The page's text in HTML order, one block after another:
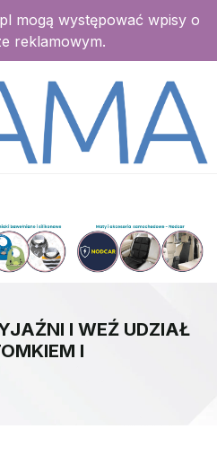
mogą występować wpisy o
reklamowym.
I WEŹ UDZIAŁ
I